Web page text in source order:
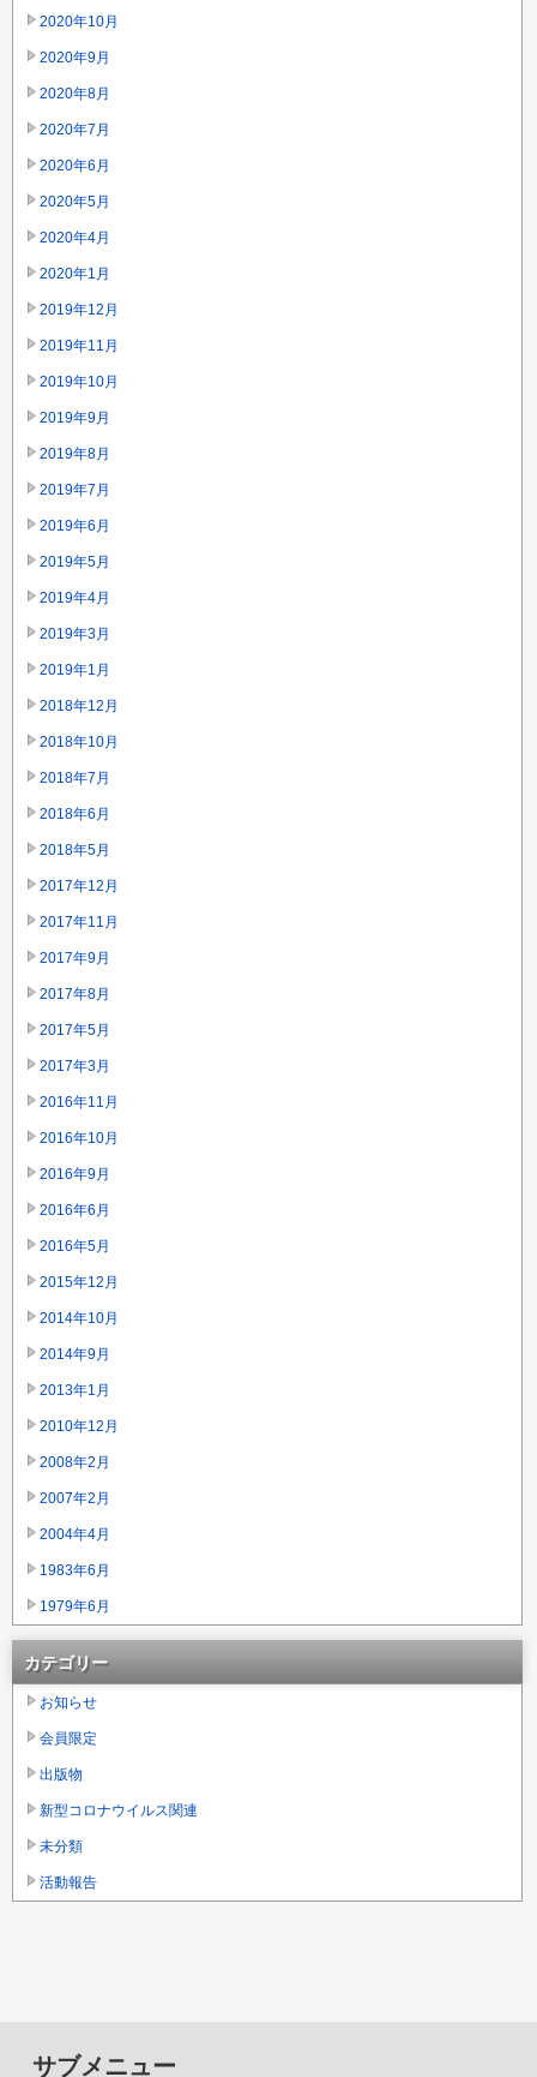
2020年10月
2020年9月
2020年8月
2020年7月
2020年6月
2020年5月
2020年4月
2020年1月
2019年12月
2019年11月
2019年10月
2019年9月
2019年8月
2019年7月
2019年6月
2019年5月
2019年4月
2019年3月
2019年1月
2018年12月
2018年10月
2018年7月
2018年6月
2018年5月
2017年12月
2017年11月
2017年9月
2017年8月
2017年5月
2017年3月
2016年11月
2016年10月
2016年9月
2016年6月
2016年5月
2015年12月
2014年10月
2014年9月
2013年1月
2010年12月
2008年2月
2007年2月
2004年4月
1983年6月
1979年6月
カテゴリー
お知らせ
会員限定
出版物
新型コロナウイルス関連
未分類
活動報告
サブメニュー